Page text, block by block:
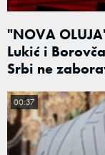
"NOVA
Lukić i
Srbi ne
00:37